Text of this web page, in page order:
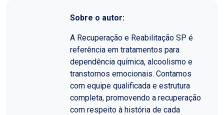
Sobre o autor:
A Recuperação e Reabilitação SP é
referência em tratamentos para
dependência química, alcoolismo e
transtornos emocionais. Contamos
com equipe qualificada e estrutura
completa, promovendo a recuperação
com respeito à história de cada